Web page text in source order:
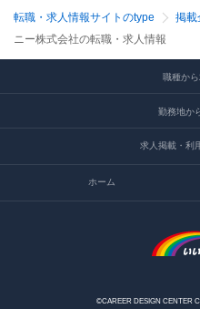
転職・求人情報サイトのtype 掲載
ニー株式会社の転職・求人情報
職種か
勤務地か
求人掲載・利
ホーム
©CAREER DESIGN CENTER